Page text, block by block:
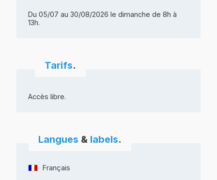
Du 05/07 au 30/08/2026 le dimanche de 8h à
13h.
Tarifs.
Accès libre.
Langues & labels.
Français